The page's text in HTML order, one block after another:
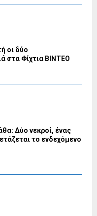
οι δύο
στα Φίχτια ΒΙΝΤΕΟ
Δύο νεκροί, ένας
το ενδεχόμενο